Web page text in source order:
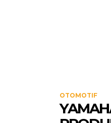
OTOMOTIF